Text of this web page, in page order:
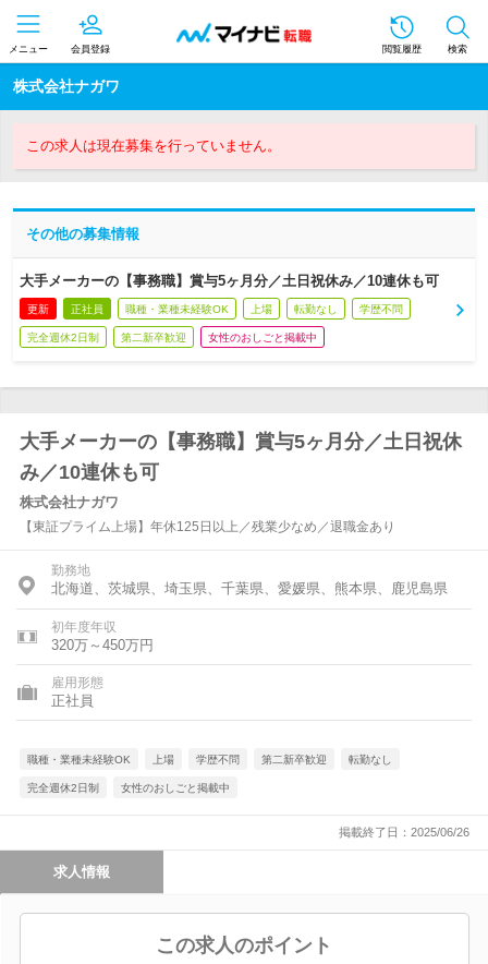
メニュー 会員登録 閲覧履歴 検索
株式会社ナガワ
この求人は現在募集を行っていません。
その他の募集情報
大手メーカーの【事務職】賞与5ヶ月分／土日祝休み／10連休も可
更新 正社員 職種・業種未経験OK 上場 転勤なし 学歴不問
完全週休2日制 第二新卒歓迎 女性のおしごと掲載中
大手メーカーの【事務職】賞与5ヶ月分／土日祝休
み／10連休も可
株式会社ナガワ
【東証プライム上場】年休125日以上／残業少なめ／退職金あり
勤務地
北海道、茨城県、埼玉県、千葉県、愛媛県、熊本県、鹿児島県
初年度年収
320万～450万円
雇用形態
正社員
職種・業種未経験OK 上場 学歴不問 第二新卒歓迎 転勤なし
完全週休2日制 女性のおしごと掲載中
掲載終了日：2025/06/26
求人情報
この求人のポイント